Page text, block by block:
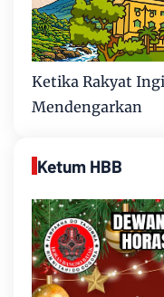
Ketika Rakyat
Mendengarkan
Ketum HBB